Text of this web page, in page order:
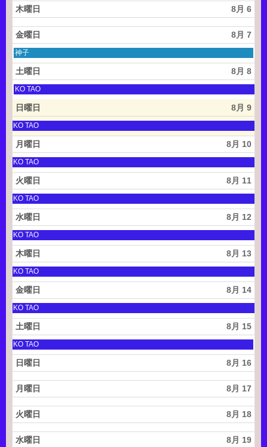
2
0
2
6
木曜日 8月 6
金曜日 8月 7
金
曜
日,
8
月
7
h
2
0
2
6
神子
土曜日 8月 8
土
曜
日,
8
月
8
h
2
0
2
6
KO TAO
日曜日 8月 9
土
曜
日,
8
月
8
h
2
0
2
6
KO TAO
月曜日 8月 10
土
曜
日,
8
月
8
h
2
0
2
6
KO TAO
火曜日 8月 11
土
曜
日,
8
月
8
h
2
0
2
6
KO TAO
水曜日 8月 12
土
曜
日,
8
月
8
h
2
0
2
6
KO TAO
木曜日 8月 13
土
曜
日,
8
月
8
h
2
0
KO TAO
金曜日 8月 14
土
曜
日,
8
月
8
h
2
2
6
KO TAO
土曜日 8月 15
土
曜
日,
8
月
t
h
2
0
2
6
KO TAO
日曜日 8月 16
月曜日 8月 17
火曜日 8月 18
水曜日 8月 19